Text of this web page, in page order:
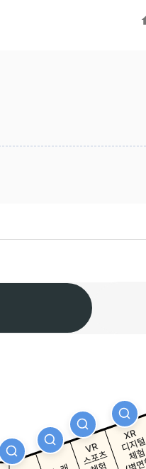
자세히보기
자세히보기
자세히
자세히보기